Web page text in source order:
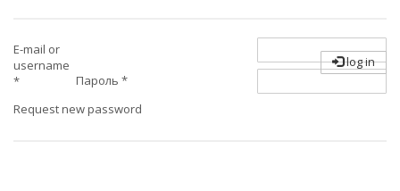
E-mail or
username
*
Пароль *
Request new password
log in